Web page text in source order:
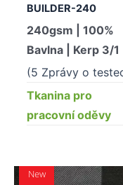
BUILDER-240
240gsm | 100%
Bavlna | Kerp 3/1
(5 Zprávy o
Tkanina pro
pracovní oděvy
New